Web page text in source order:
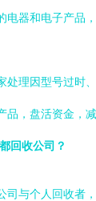
电器和电子产品
处理因型号过时
，盘活资金，减
回收公司？
司与个人回收者